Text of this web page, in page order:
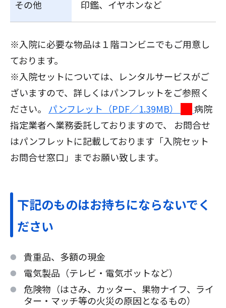
その他 印鑑、イヤホンなど
※入院に必要な物品は１階コンビニでもご用意し
ております。
※入院セットについては、レンタルサービスがご
ざいますので、詳しくはパンフレットをご参照く
ださい。 パンフレット（PDF／1.39MB）
病院
指定業者へ業務委託しておりますので、 お問合せ
はパンフレットに記載しております「入院セット
お問合せ窓口」までお願い致します。
下記のものはお持ちにならないでく
ださい
貴重品、多額の現金
電気製品（テレビ・電気ポットなど）
危険物（はさみ、カッター、果物ナイフ、ライ
ター・マッチ等の火災の原因となるもの）